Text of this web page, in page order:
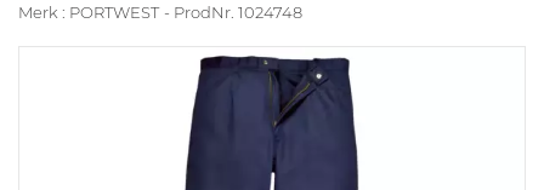
Merk : PORTWEST ProdNr. 1024748